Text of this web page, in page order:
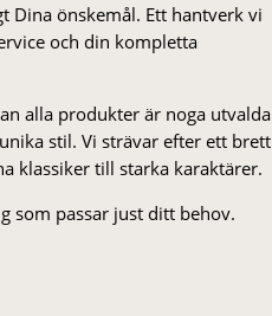
Dina önskemål. Ett hantverk vi
och din kompletta
alla produkter är noga utvalda
stil. Vi strä­var efter ett brett
klas­siker till starka karaktärer.
som passar just ditt behov.